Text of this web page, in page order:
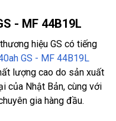
- MF 44B19L
hiệu GS có tiếng
GS - MF 44B19L
lượng cao do sản xuất
của Nhật Bản, cùng với
gia hàng đầu.